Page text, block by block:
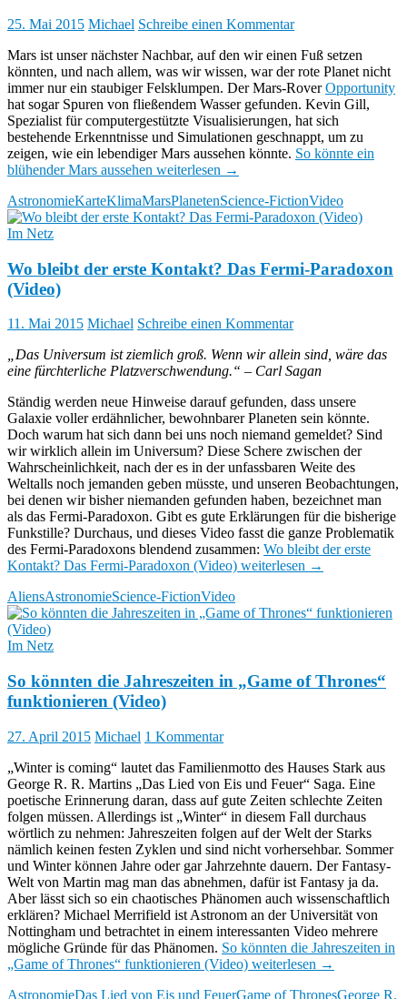
25. Mai 2015 Michael Schreibe einen Kommentar
Mars ist unser nächster Nachbar, auf den wir einen Fuß setzen
könnten, und nach allem, was wir wissen, war der rote Planet nicht
immer nur ein staubiger Felsklumpen. Der Mars-RoverOpportunity
hat sogar Spuren von fließendem Wasser gefunden. Kevin Gill,
Spezialist für computergestützte Visualisierungen, hat sich
bestehende Erkenntnisse und Simulationen geschnappt, um zu
zeigen, wie ein lebendiger Mars aussehen könnte. So könnte ein
blühender Mars aussehen weiterlesen →
AstronomieKarteKlimaMarsPlanetenScience-FictionVideo
Im Netz
Wo bleibt der erste Kontakt? Das Fermi-Paradoxon
(Video)
11. Mai 2015 Michael Schreibe einen Kommentar
„Das Universum ist ziemlich groß. Wenn wir allein sind, wäre das
eine fürchterliche Platzverschwendung.“ – Carl Sagan
Ständig werden neue Hinweise darauf gefunden, dass unsere
Galaxie voller erdähnlicher, bewohnbarer Planeten sein könnte.
Doch warum hat sich dann bei uns noch niemand gemeldet? Sind
wir wirklich allein im Universum? Diese Schere zwischen der
Wahrscheinlichkeit, nach der es in der unfassbaren Weite des
Weltalls noch jemanden geben müsste, und unseren Beobachtungen,
bei denen wir bisher niemanden gefunden haben, bezeichnet man
als das Fermi-Paradoxon. Gibt es gute Erklärungen für die bisherige
Funkstille? Durchaus, und dieses Video fasst die ganze Problematik
des Fermi-Paradoxons blendend zusammen: Wo bleibt der erste
Kontakt? Das Fermi-Paradoxon (Video) weiterlesen →
AliensAstronomieScience-FictionVideo
Im Netz
So könnten die Jahreszeiten in „Game of Thrones“
funktionieren (Video)
27. April 2015 Michael 1 Kommentar
„Winter is coming“ lautet das Familienmotto des Hauses Stark aus
George R. R. Martins „Das Lied von Eis und Feuer“ Saga. Eine
poetische Erinnerung daran, dass auf gute Zeiten schlechte Zeiten
folgen müssen. Allerdings ist „Winter“ in diesem Fall durchaus
wörtlich zu nehmen: Jahreszeiten folgen auf der Welt der Starks
nämlich keinen festen Zyklen und sind nicht vorhersehbar. Sommer
und Winter können Jahre oder gar Jahrzehnte dauern. Der Fantasy-
Welt von Martin mag man das abnehmen, dafür ist Fantasy ja da.
Aber lässt sich so ein chaotisches Phänomen auch wissenschaftlich
erklären? Michael Merrifield ist Astronom an der Universität von
Nottingham und betrachtet in einem interessanten Video mehrere
mögliche Gründe für das Phänomen. So könnten die Jahreszeiten in
„Game of Thrones“ funktionieren (Video) weiterlesen →
AstronomieDas Lied von Eis und FeuerGame of ThronesGeorge R.